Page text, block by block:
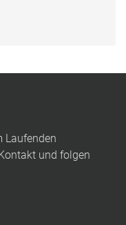
Laufenden
und folgen